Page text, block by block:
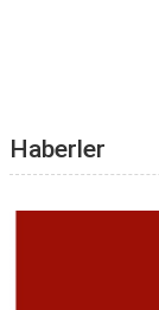
Haberler